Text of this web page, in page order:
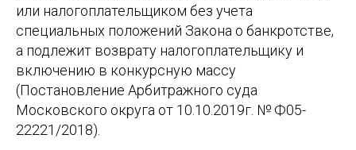
или налогоплательщиком без учета
специальных положений Закона о банкротстве,
а подлежит возврату налогоплательщику и
включению в конкурсную массу
(Постановление Арбитражного суда
Московского округа от 10.10.2019г. № Ф05-
22221/2018).